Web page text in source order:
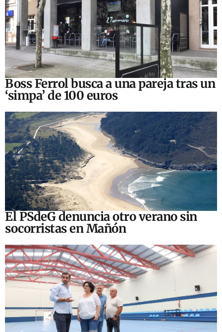
Boss Ferrol busca a una pareja tras un
‘simpa’ de 100 euros
El PSdeG denuncia otro verano sin
socorristas en Mañón